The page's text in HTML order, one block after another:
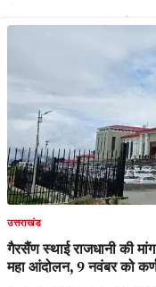
उत्तराखंड
गैरसैंण स्थाई राजधानी की
महा आंदोलन, 9 नवंबर को